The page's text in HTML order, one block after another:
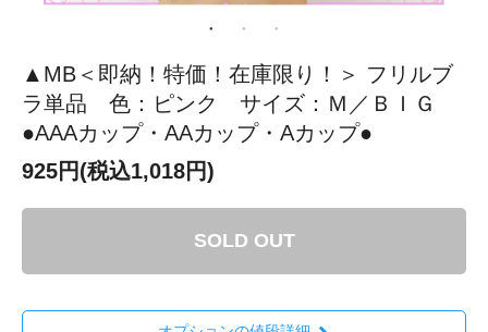
▲MB＜即納！特価！在庫限り！＞ フリルブ
ラ単品 色：ピンク サイズ：Ｍ／ＢＩＧ
●AAAカップ・AAカップ・Aカップ●
925円(税込1,018円)
SOLD OUT